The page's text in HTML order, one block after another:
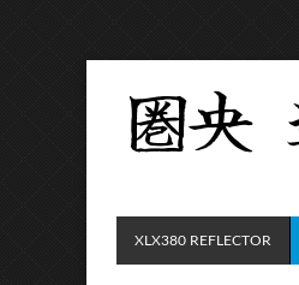
XLX380 REFLECTOR